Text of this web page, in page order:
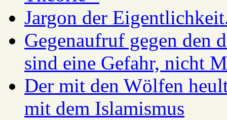
Jargon der
Gegenaufruf gegen den
sind eine Gefahr, nicht
Der mit den Wölfen
mit dem Islamismus